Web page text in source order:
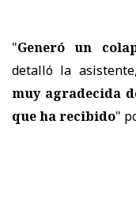
"Generó un
detalló la
muy agradecida
que ha recibido"